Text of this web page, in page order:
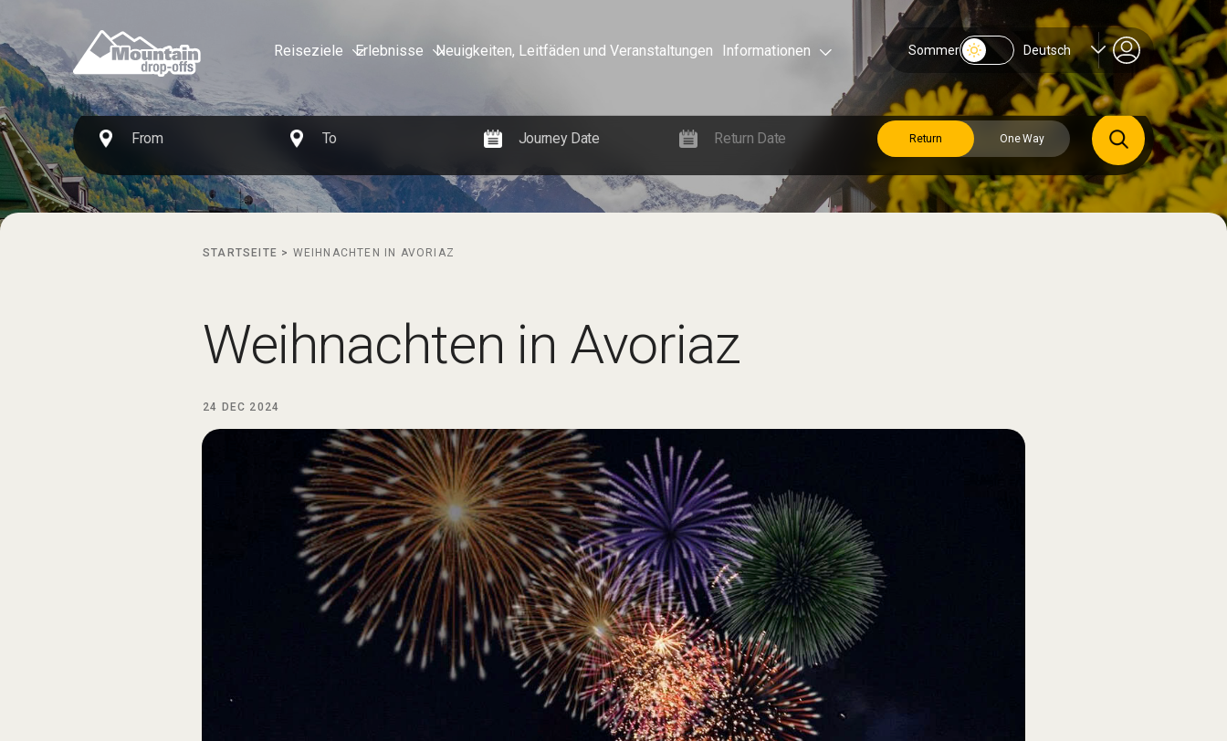
Reiseziele Erlebnisse Neuigkeiten, Leitfäden und Veranstaltungen Informationen Sommer Deutsch
STARTSEITE > WEIHNACHTEN IN AVORIAZ
Weihnachten in Avoriaz
24 DEC 2024
Return One Way